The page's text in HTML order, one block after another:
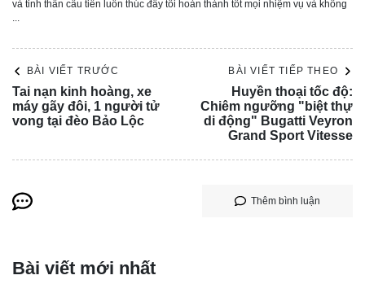
có thể sẽ sở hữu kích thước lớn hơn so với thế hệ tiền
nhiệm. Được biết, Audi A6 Avant hiện tại có chiều dài
4.939 mm, chiều rộng 1.886 mm và chiều cao 1.467 mm.
và tinh thần cầu tiến luôn thúc đẩy tôi hoàn thành tốt mọi nhiệm vụ và không
...
BÀI VIẾT TRƯỚC
Tai nạn kinh hoàng, xe
máy gãy đôi, 1 người tử
vong tại đèo Bảo Lộc
BÀI VIẾT TIẾP THEO
Huyền thoại tốc độ:
Chiêm ngưỡng "biệt thự
di động" Bugatti Veyron
Grand Sport Vitesse
Thêm bình luận
Bài viết mới nhất